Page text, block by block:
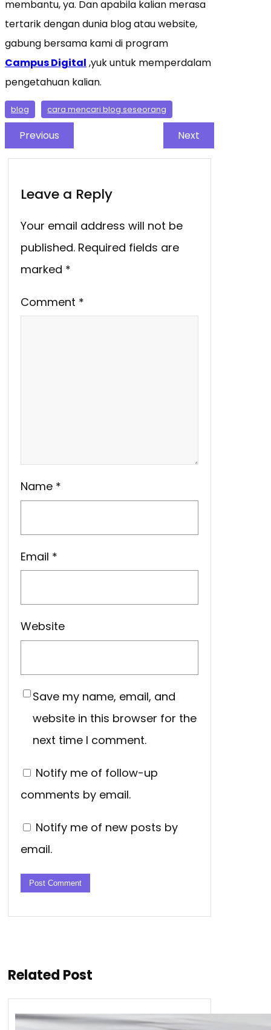
membantu, ya. Dan apabila kalian merasa
tertarik dengan dunia blog atau website,
gabung bersama kami di program
Campus Digital ,yuk untuk memperdalam
pengetahuan kalian.
blog cara mencari blog seseorang
Previous Next
Leave a Reply
Your email address will not be
published. Required fields are
marked *
Comment *
Name *
Email *
Website
Save my name, email, and
website in this browser for the
next time I comment.
Notify me of follow-up
comments by email.
Notify me of new posts by
email.
Related Post